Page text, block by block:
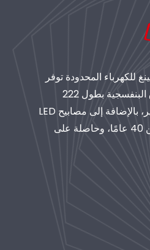
للكهرباء المحدودة توفر
مصابيح تحريضية بالأشعة فوق البنفسجية بطول 222
نانومتر و253.7 نانومتر للتطهير، بالإضافة إلى مصابيح LED
لزراعة النباتات. بخبرة تزيد عن 40 عامًا، وحاصلة على